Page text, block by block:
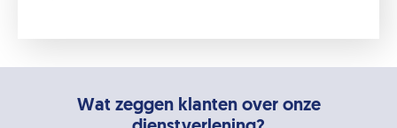
Wat zeggen klanten over onze